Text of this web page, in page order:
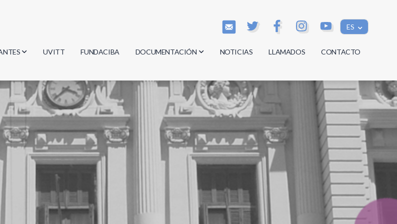
ES
UVITT FUNDACIBA DOCUMENTACIÓN
Actas
Reglamentos
Documentos
NOTICIAS LLAMADOS CONTACTO